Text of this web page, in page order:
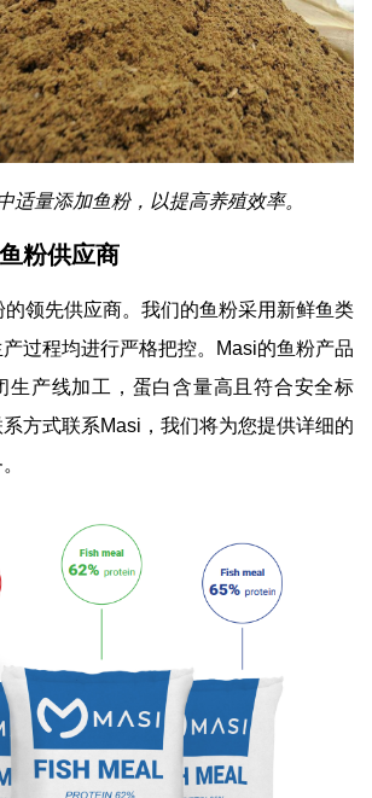
适量添加鱼粉，以提高养殖效率。
粉供应商
的领先供应商。我们的鱼粉采用新鲜鱼类
过程均进行严格把控。Masi的鱼粉产品
生产线加工，蛋白含量高且符合安全标
方式联系Masi，我们将为您提供详细的